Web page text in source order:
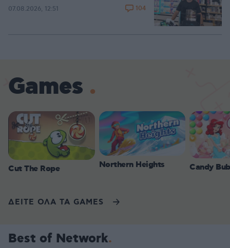
07.08.2026, 12:51 104
Games
Cut The Rope Northern Heights Candy
ΔΕΙΤΕ ΟΛΑ ΤΑ GAMES
Best of Network